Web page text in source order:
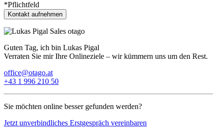
*Pflichtfeld
Guten Tag, ich bin Lukas Pigal
Verraten Sie mir Ihre Onlineziele – wir kümmern uns um den Rest.
office@otago.at
+43 1 996 210 50
Sie möchten online besser gefunden werden?
Jetzt unverbindliches Erstgespräch vereinbaren